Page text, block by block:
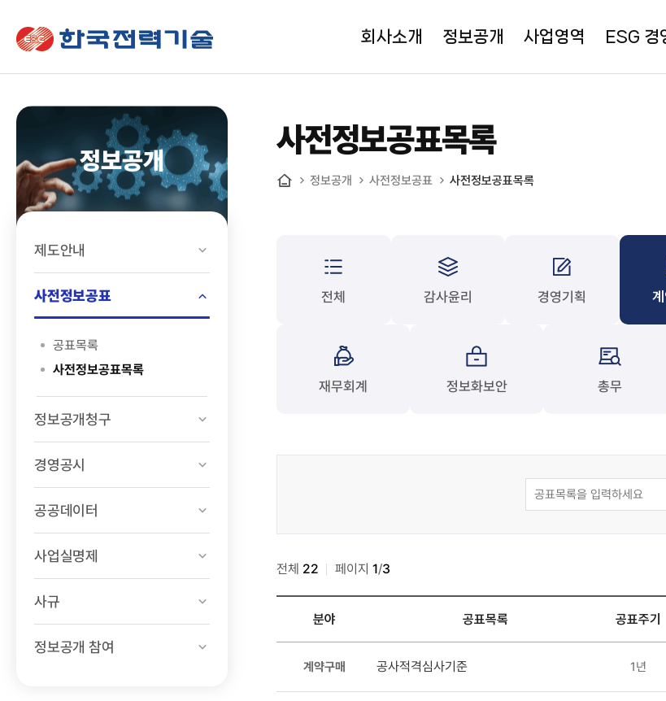
한국전력기술
회사소개 정보공개 사업영역 ESG 경
정보공개
제도안내
사전정보공표
공표목록
사전정보공표목록
정보공개청구
경영공시
공공데이터
사업실명제
사규
정보공개 참여
사전정보공표목록
정보공개 사전정보공표 사전정보공표목록
전체 감사윤리 경영기획
재무회계 정보화보안 총무
전체 22 페이지 1/3
게시판
목록
분야 공표목록 공표주기
계약구매 공사적격심사기준 1년